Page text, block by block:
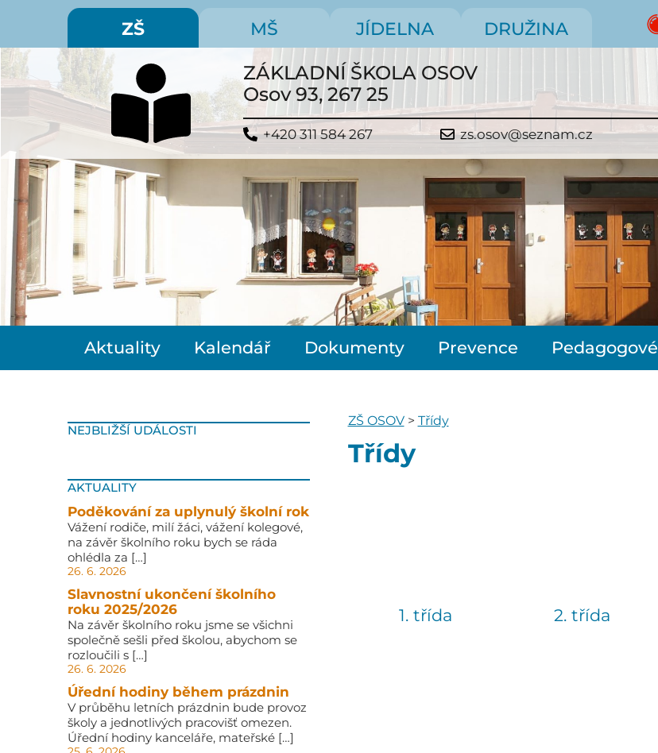
ZŠ MŠ JÍDELNA DRUŽINA
ZÁKLADNÍ ŠKOLA OSOV
Osov 93, 267 25
+420 311 584 267 zs.osov@seznam.cz
Aktuality Kalendář Dokumenty Prevence Pedagogové
NEJBLIŽŠÍ UDÁLOSTI
AKTUALITY
Poděkování za uplynulý školní rok
Vážení rodiče, milí žáci, vážení kolegové,
na závěr školního roku bych se ráda
ohlédla za […]
26. 6. 2026
Slavnostní ukončení školního
roku 2025/2026
Na závěr školního roku jsme se všichni
společně sešli před školou, abychom se
rozloučili s […]
26. 6. 2026
Úřední hodiny během prázdnin
V průběhu letních prázdnin bude provoz
školy a jednotlivých pracovišť omezen.
Úřední hodiny kanceláře, mateřské […]
ZŠ OSOV> Třídy
Třídy
1. třída 2. třída